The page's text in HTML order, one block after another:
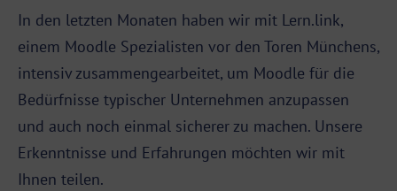
In den letzten Monaten haben wir mit Lern.link,
einem Moodle Spezialisten vor den Toren Münchens,
intensiv zusammengearbeitet, um Moodle für die
Bedürfnisse typischer Unternehmen anzupassen
und auch noch einmal sicherer zu machen. Unsere
Erkenntnisse und Erfahrungen möchten wir mit
Ihnen teilen.